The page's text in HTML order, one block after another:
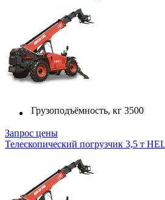
Грузоподъёмность, кг 3500
Запрос цены
Телескопический погрузчик 3,5 т